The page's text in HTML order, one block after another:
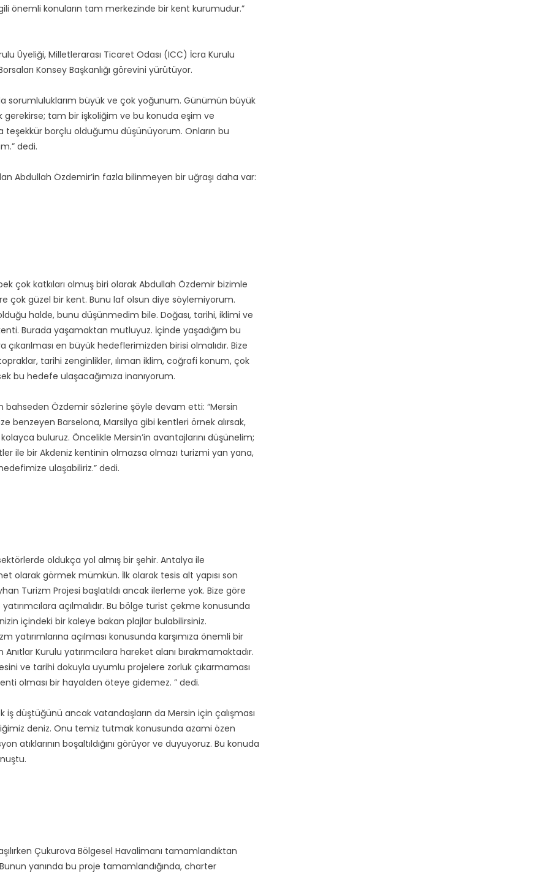
önemli konuların tam merkezinde bir kent kurumudur.”
Üyeliği, Milletlerarası Ticaret Odası (ICC) İcra Kurulu
Konsey Başkanlığı görevini yürütüyor.
sorumluluklarım büyük ve çok yoğunum. Günümün büyük
tam bir işkoliğim ve bu konuda eşim ve
teşekkür borçlu olduğumu düşünüyorum. Onların bu
dedi.
Abdullah Özdemir’in fazla bilinmeyen bir uğraşı daha var:
çok katkıları olmuş biri olarak Abdullah Özdemir bizimle
çok güzel bir kent. Bunu laf olsun diye söylemiyorum.
halde, bunu düşünmedim bile. Doğası, tarihi, iklimi ve
Burada yaşamaktan mutluyuz. İçinde yaşadığım bu
en büyük hedeflerimizden birisi olmalıdır. Bize
tarihi zenginlikler, ılıman iklim, coğrafi konum, çok
bu hedefe ulaşacağımıza inanıyorum.
Özdemir sözlerine şöyle devam etti: “Mersin
benzeyen Barselona, Marsilya gibi kentleri örnek alırsak,
buluruz. Öncelikle Mersin’in avantajlarını düşünelim;
ile bir Akdeniz kentinin olmazsa olmazı turizmi yan yana,
ulaşabiliriz.” dedi.
oldukça yol almış bir şehir. Antalya ile
olarak görmek mümkün. İlk olarak tesis alt yapısı son
Turizm Projesi başlatıldı ancak ilerleme yok. Bize göre
açılmalıdır. Bu bölge turist çekme konusunda
içindeki bir kaleye bakan plajlar bulabilirsiniz.
yatırımlarına açılması konusunda karşımıza önemli bir
Kurulu yatırımcılara hareket alanı bırakmamaktadır.
ve tarihi dokuyla uyumlu projelere zorluk çıkarmaması
olması bir hayalden öteye gidemez. ” dedi.
düştüğünü ancak vatandaşların da Mersin için çalışması
deniz. Onu temiz tutmak konusunda azami özen
atıklarının boşaltıldığını görüyor ve duyuyoruz. Bu konuda
Çukurova Bölgesel Havalimanı tamamlandıktan
yanında bu proje tamamlandığında, charter